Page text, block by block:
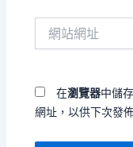
在瀏覽器中儲
網址，以供下次發